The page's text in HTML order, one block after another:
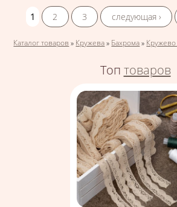
1
2 3 следующая ›
Вы здесь
Каталог товаров » Кружева » Бахрома »
Топ товаров